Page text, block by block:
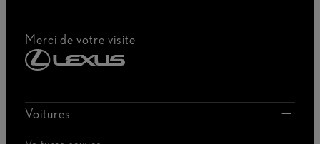
Merci de votre visite
Voitures